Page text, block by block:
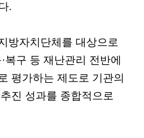
.
방자치단체를 대상으로
복구 등 재난관리 전반에
평가하는 제도로 기관의
진 성과를 종합적으로